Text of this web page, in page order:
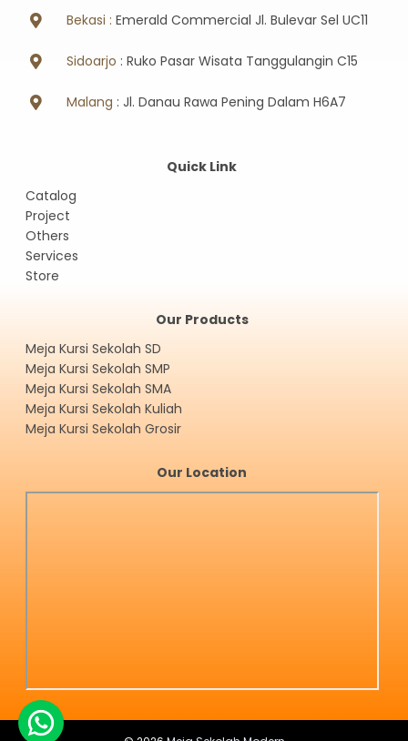
Bekasi : Emerald Commercial Jl. Bulevar Sel UC11
Sidoarjo : Ruko Pasar Wisata Tanggulangin C15
Malang : Jl. Danau Rawa Pening Dalam H6A7
Quick Link
Catalog
Project
Others
Services
Store
Our Products
Meja Kursi Sekolah SD
Meja Kursi Sekolah SMP
Meja Kursi Sekolah SMA
Meja Kursi Sekolah Kuliah
Meja Kursi Sekolah Grosir
Our Location